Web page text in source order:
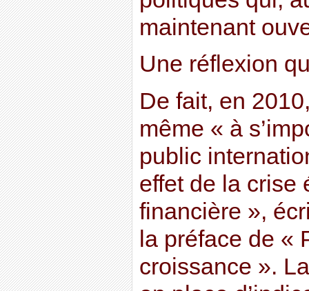
maintenant
Une réflexion
De fait, en
même « à
public
effet de la crise
financière »,
la préface de «
croissance ».